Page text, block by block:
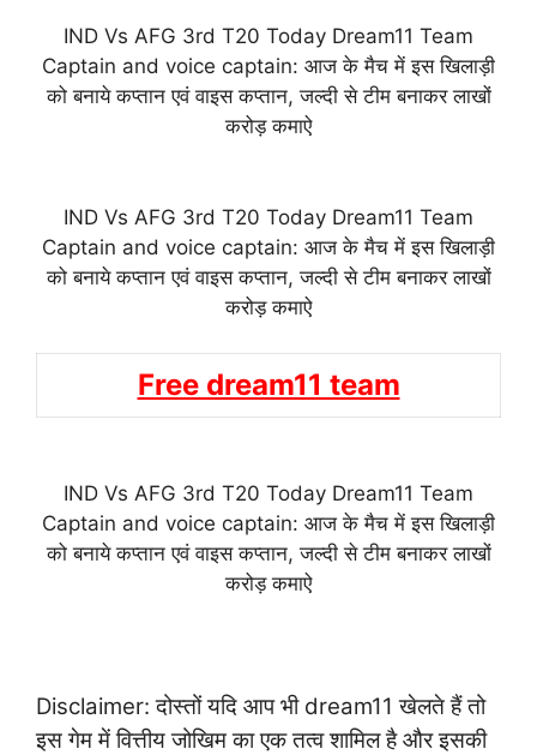
IND Vs AFG 3rd T20 Today Dream11 Team
Captain and voice captain: आज के मैच में इस खिलाड़ी
को बनाये कप्तान एवं वाइस कप्तान, जल्दी से टीम बनाकर लाखों
करोड़ कमाऐ
IND Vs AFG 3rd T20 Today Dream11 Team
Captain and voice captain: आज के मैच में इस खिलाड़ी
को बनाये कप्तान एवं वाइस कप्तान, जल्दी से टीम बनाकर लाखों
करोड़ कमाऐ
Free dream11 team
IND Vs AFG 3rd T20 Today Dream11 Team
Captain and voice captain: आज के मैच में इस खिलाड़ी
को बनाये कप्तान एवं वाइस कप्तान, जल्दी से टीम बनाकर लाखों
करोड़ कमाऐ
Disclaimer: दोस्तों यदि आप भी dream11 खेलते हैं तो
इस गेम में वित्तीय जोखिम का एक तत्व शामिल है और इसकी